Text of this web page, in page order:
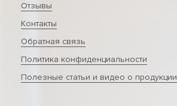
Отзывы
Контакты
Обратная связь
Политика конфиденциальности
Полезные статьи и видео о продукции